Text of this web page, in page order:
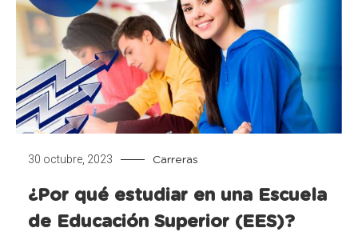
30 octubre, 2023 Carreras
¿Por qué estudiar en una Escuela
de Educación Superior (EES)?